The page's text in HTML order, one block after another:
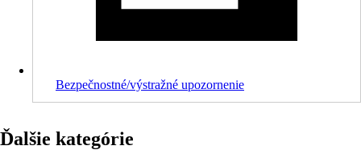
Bezpečnostné/výstražné upozornenie
Ďalšie kategórie